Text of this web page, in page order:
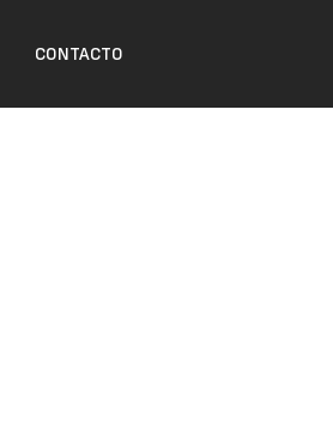
CONTACTO